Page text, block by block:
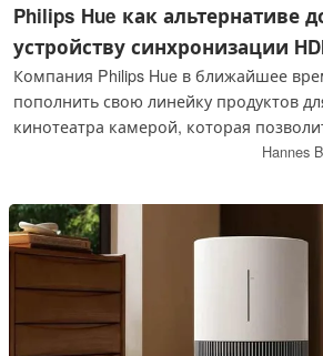
Philips Hue как альтернативе
устройству синхронизации
Компания Philips Hue в ближайшее
пополнить свою линейку продуктов
кинотеатра камерой, которая
синхронизировать светильники и
возможность регулировать как цвет,
освещения в соответствии с
экране.
Hannes